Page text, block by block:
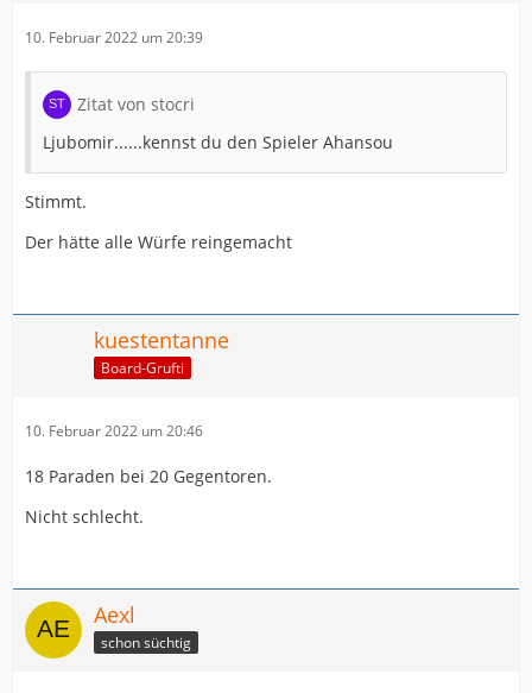
10. Februar 2022 um 20:39
Zitat von stocri
Ljubomir......kennst du den Spieler Ahansou
Stimmt.
Der hätte alle Würfe reingemacht
kuestentanne
Board-Grufti
10. Februar 2022 um 20:46
18 Paraden bei 20 Gegentoren.
Nicht schlecht.
Aexl
schon süchtig